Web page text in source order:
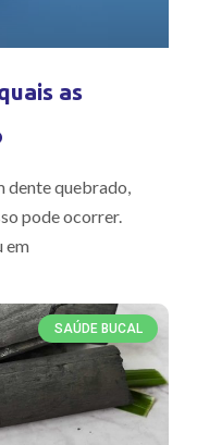
as
dente quebrado,
pode ocorrer.
em
SAÚDE BUCAL